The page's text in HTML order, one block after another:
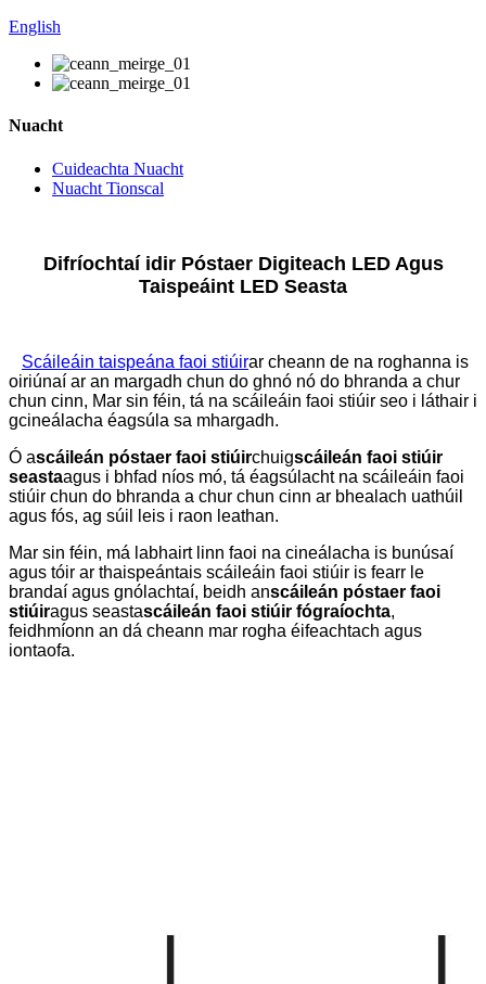
English
Nuacht
Cuideachta Nuacht
Nuacht Tionscal
Difríochtaí idir Póstaer Digiteach LED Agus
Taispeáint LED Seasta
Scáileáin taispeána faoi stiúirar cheann de na roghanna is
oiriúnaí ar an margadh chun do ghnó nó do bhranda a chur
chun cinn, Mar sin féin, tá na scáileáin faoi stiúir seo i láthair i
gcineálacha éagsúla sa mhargadh.
Ó ascáileán póstaer faoi stiúirchuigscáileán faoi stiúir
seastaagus i bhfad níos mó, tá éagsúlacht na scáileáin faoi
stiúir chun do bhranda a chur chun cinn ar bhealach uathúil
agus fós, ag súil leis i raon leathan.
Mar sin féin, má labhairt linn faoi na cineálacha is bunúsaí
agus tóir ar thaispeántais scáileáin faoi stiúir is fearr le
brandaí agus gnólachtaí, beidh anscáileán póstaer faoi
stiúiragus seastascáileán faoi stiúir fógraíochta,
feidhmíonn an dá cheann mar rogha éifeachtach agus
iontaofa.